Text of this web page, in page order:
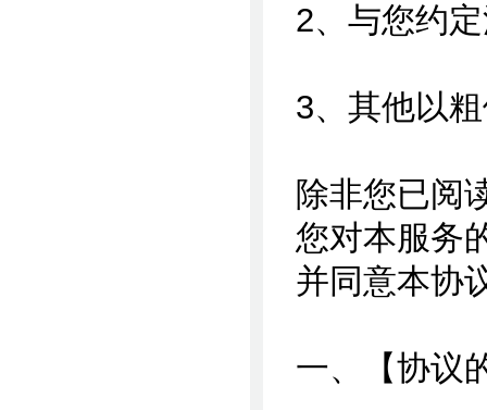
2、与您约
3、其他以
除非您已阅
您对本服务
并同意本协
一、【协议